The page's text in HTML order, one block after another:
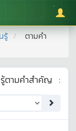
รู้
ตามคำ
ตามคำสำคัญ :